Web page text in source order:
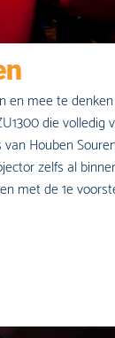
en mee te
die volledig
van Houben
zelfs al
met de 1e